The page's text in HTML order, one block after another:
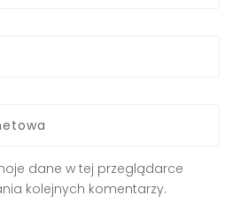
dane w tej przeglądarce
kolejnych komentarzy.